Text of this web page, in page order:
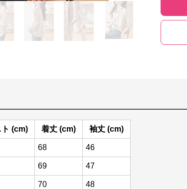
ト (cm) 着丈 (cm) 袖丈 (cm)
68 46
69 47
70 48